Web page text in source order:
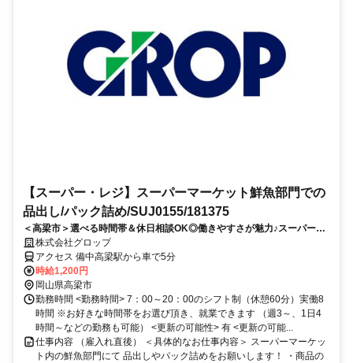
【スーパー・レジ】スーパーマーケット鮮魚部門での
品出し/パック詰め/SUJ0155/181375
＜高梁市＞選べる時間帯＆休日相談OK◎働きやすさが魅力♪スーパーで
の商品のパック詰め・品出し作業☆彡
株式会社グロップ
アクセス 備中高梁駅から車で5分
時給1,200円
岡山県高梁市
勤務時間 <勤務時間> 7：00～20：00のシフト制（休憩60分）実働8
時間 ※お好きな時間帯をお選び頂き、就業できます （週3～、1日4
時間～などの勤務も可能） <更新の可能性> 有 <更新の可能...
仕事内容 （雇入れ直後） ＜具体的なお仕事内容＞ スーパーマーケッ
ト内の鮮魚部門にて 品出しやパック詰めをお願いします！ ・商品の